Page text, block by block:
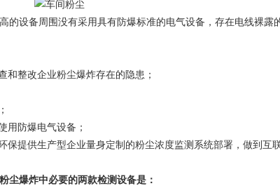
的设备周围没有采用具有防爆标准的电气设备，存在电线裸露
和整改企业粉尘爆炸存在的隐患；
用防爆电气设备；
保提供生产型企业量身定制的粉尘浓度监测系统部署，做到互
尘爆炸中必要的两款检测设备是：